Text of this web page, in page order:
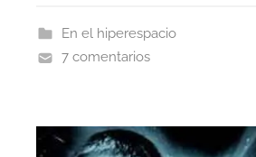
En el hiperespacio
7 comentarios